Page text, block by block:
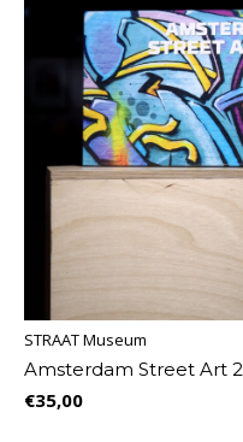
STRAAT Museum
Amsterdam Street Art 2
€35,00